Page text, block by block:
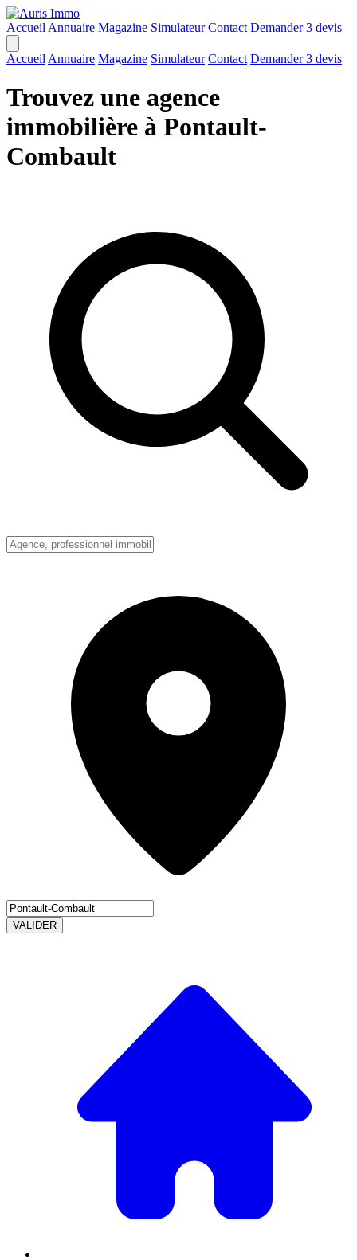
Accueil Annuaire Magazine Simulateur Contact Demander 3 devis
Accueil Annuaire Magazine Simulateur Contact Demander 3 devis
Trouvez une agence
immobilière à Pontault-
Combault
VALIDER